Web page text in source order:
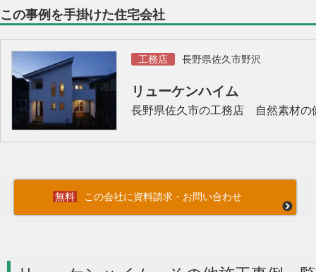
この事例を手掛けた住宅会社
工務店 長野県佐久市野沢
リューケンハイム
長野県佐久市の工務店 自然素材の
この会社に資料請求・お問い合わせ